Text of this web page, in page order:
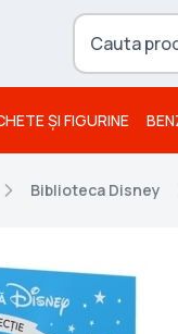
ȘI FIGURINE
Biblioteca Disney